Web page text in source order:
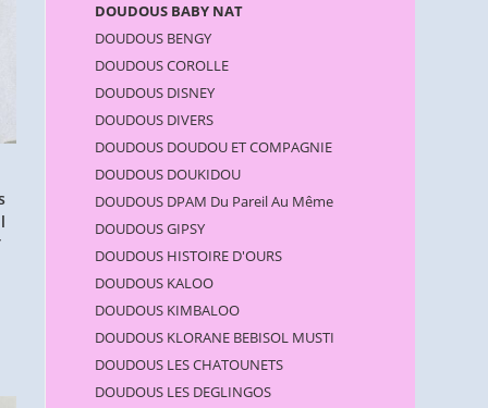
DOUDOUS BABY NAT
DOUDOUS BENGY
DOUDOUS COROLLE
DOUDOUS DISNEY
DOUDOUS DIVERS
DOUDOUS DOUDOU ET COMPAGNIE
DOUDOUS DOUKIDOU
DOUDOUS DPAM Du Pareil Au Même
DOUDOUS GIPSY
DOUDOUS HISTOIRE D'OURS
DOUDOUS KALOO
DOUDOUS KIMBALOO
DOUDOUS KLORANE BEBISOL MUSTI
DOUDOUS LES CHATOUNETS
DOUDOUS LES DEGLINGOS